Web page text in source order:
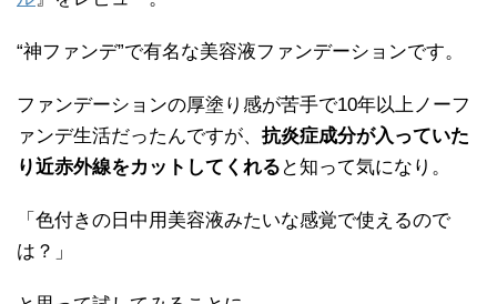
“神ファンデ”で有名な美容液ファンデーションです。
ファンデーションの厚塗り感が苦手で10年以上ノーフ
ァンデ生活だったんですが、 抗炎症成分が入っていた
り近赤外線をカットしてくれる と知って気になり。
「色付きの日中用美容液みたいな感覚で使えるので
は？」